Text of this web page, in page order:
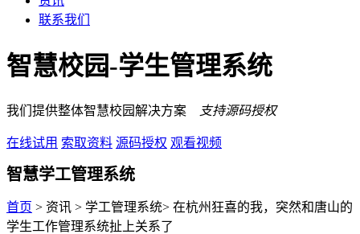
联系我们
智慧校园-学生管理系统
我们提供整体智慧校园解决方案 支持源码授权
在线试用 索取资料 源码授权 观看视频
智慧学工管理系统
首页 > 资讯 > 学工管理系统> 在杭州狂喜的我，突然和唐山的
学生工作管理系统扯上关系了